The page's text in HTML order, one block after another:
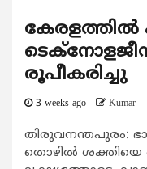
കേരളത്തിൽ
രൂപീകരിച്ചു
3 weeks ago Kumar
തിരുവനന്തപുരം:
തൊഴില്‍ ശക്തിയെ